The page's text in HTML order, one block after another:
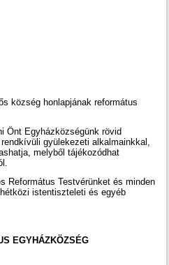
község honlapjának református
Önt Egyházközségünk rövid
gyülekezeti alkalmainkkal,
melyből tájékozódhat
Református Testvérünket és minden
istentiszteleti és egyéb
EGYHÁZKÖZSÉG